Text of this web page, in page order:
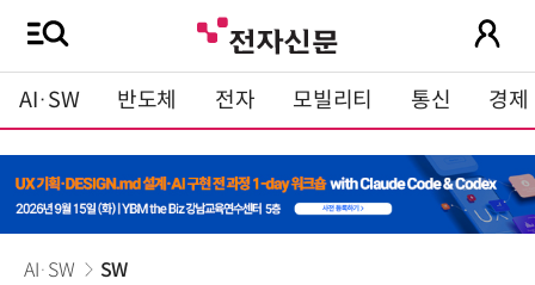
AI·SW 반도체 전자 모빌리티 통신 경제
AI·SW SW